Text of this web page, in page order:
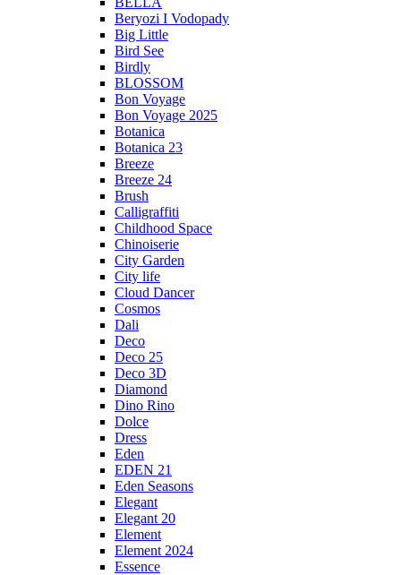
Beryozi I Vodopady
Big Little
Bird See
Birdly
BLOSSOM
Bon Voyage
Bon Voyage 2025
Botanica
Botanica 23
Breeze
Breeze 24
Brush
Calligraffiti
Childhood Space
Chinoiserie
City Garden
City life
Cloud Dancer
Cosmos
Dali
Deco
Deco 25
Deco 3D
Diamond
Dino Rino
Dolce
Dress
Eden
EDEN 21
Eden Seasons
Elegant
Elegant 20
Element
Element 2024
Essence